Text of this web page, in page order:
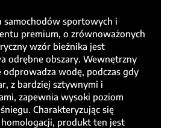
samochodów sportowych i
premium, o zrównoważonych
wzór bieżnika jest
odrębne obszary. Wewnętrzny
odprowadza wodę, podczas gdy
z bardziej sztywnymi i
zapewnia wysoki poziom
Charakteryzując się
produkt ten jest